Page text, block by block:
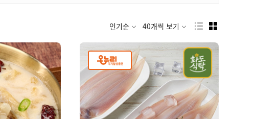
인기순 40개씩 보기